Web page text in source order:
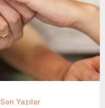
Son Yazılar